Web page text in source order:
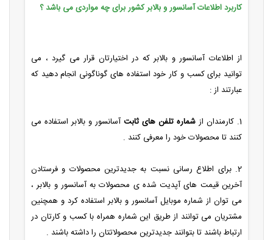
کاربرد اطلاعات آسانسور و بالابر کشور برای چه مواردی می باشد ؟
از اطلاعات آسانسور و بالابر که در اختیارتان قرار می گیرد ، می
توانید برای کسب و کار خود استفاده های گوناگونی انجام دهید که
عبارتند از :
1. کارمندان از شماره تلفن های ثابت آسانسور و بالابر استفاده می
کنند تا محصولات خود را معرفی کنند .
2. برای اطلاع رسانی نسبت به جدیدترین محصولات و فرستادن
آخرین قیمت های آپدیت شده ی محصولات به آسانسور و بالابر ،
می توان از شماره موبایل آسانسور و بالابر استفاده کرد و همچنین
مشتریان می توانند از طریق این شماره همراه با کسب و کارتان در
ارتباط باشند تا بتوانند جدیدترین محصولاتتان را داشته باشند .